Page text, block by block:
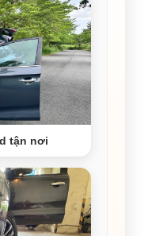
tận nơi